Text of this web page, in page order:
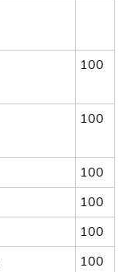
100
100
100
100
100
100